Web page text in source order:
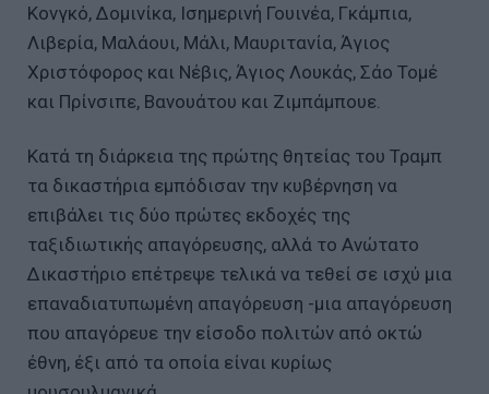
Κονγκό, Δομινίκα, Ισημερινή Γουινέα, Γκάμπια,
Λιβερία, Μαλάουι, Μάλι, Μαυριτανία, Άγιος
Χριστόφορος και Νέβις, Άγιος Λουκάς, Σάο Τομέ
και Πρίνσιπε, Βανουάτου και Ζιμπάμπουε.
Κατά τη διάρκεια της πρώτης θητείας του Τραμπ
τα δικαστήρια εμπόδισαν την κυβέρνηση να
επιβάλει τις δύο πρώτες εκδοχές της
ταξιδιωτικής απαγόρευσης, αλλά το Ανώτατο
Δικαστήριο επέτρεψε τελικά να τεθεί σε ισχύ μια
επαναδιατυπωμένη απαγόρευση -μια απαγόρευση
που απαγόρευε την είσοδο πολιτών από οκτώ
έθνη, έξι από τα οποία είναι κυρίως